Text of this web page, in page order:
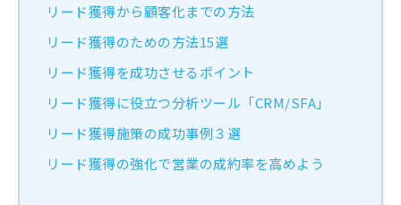
リード獲得から顧客化までの方法
リード獲得のための方法15選
リード獲得を成功させるポイント
リード獲得に役立つ分析ツール「CRM/SFA」
リード獲得施策の成功事例３選
リード獲得の強化で営業の成約率を高めよう